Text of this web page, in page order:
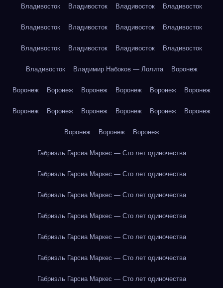
Владивосток Владивосток Владивосток Владивосток
Владивосток Владивосток Владивосток Владивосток
Владивосток Владивосток Владивосток Владивосток
Владивосток Владимир Набоков — Лолита Воронеж
Воронеж Воронеж Воронеж Воронеж Воронеж Воронеж
Воронеж Воронеж Воронеж Воронеж Воронеж Воронеж
Воронеж Воронеж Воронеж
Габриэль Гарсиа Маркес — Сто лет одиночества
Габриэль Гарсиа Маркес — Сто лет одиночества
Габриэль Гарсиа Маркес — Сто лет одиночества
Габриэль Гарсиа Маркес — Сто лет одиночества
Габриэль Гарсиа Маркес — Сто лет одиночества
Габриэль Гарсиа Маркес — Сто лет одиночества
Габриэль Гарсиа Маркес — Сто лет одиночества